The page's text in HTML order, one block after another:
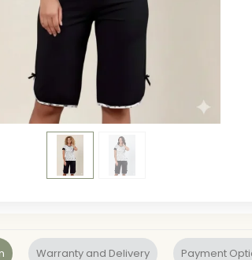
Warranty and Delivery Payment